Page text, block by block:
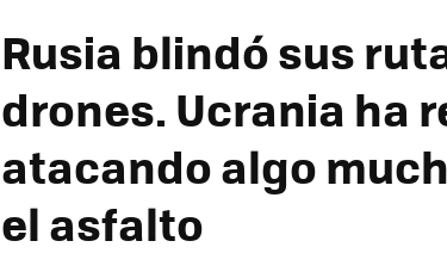
Rusia blindó sus
drones. Ucrania ha
atacando algo
el asfalto